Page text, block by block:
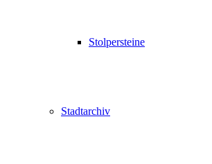
Stolpersteine
Stadtarchiv